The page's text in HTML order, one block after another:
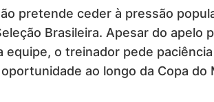
pretende ceder à pressão
Brasileira. Apesar do apelo
equipe, o treinador pede
ao longo da Copa do